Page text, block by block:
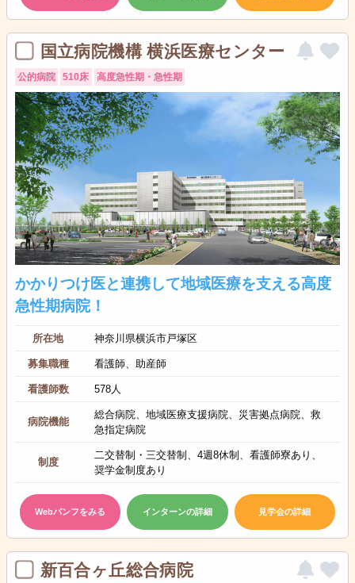
国立病院機構 横浜医療センター
公的病院 510床 高度急性期・急性期
かかりつけ医と連携して地域医療を支える高度
急性期病院！
所在地 神奈川県横浜市戸塚区
募集職種 看護師、助産師
看護師数 578人
病院機能
総合病院、地域医療支援病院、災害拠点病院、救
急指定病院
制度
二交替制・三交替制、4週8休制、看護師寮あり、
奨学金制度あり
Webパンフをみる インターンの詳細 見学会の詳細
新百合ヶ丘総合病院